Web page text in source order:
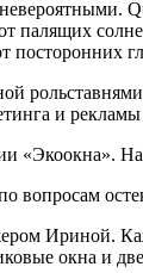
палящих
и
«Экоокна».
вопросам
Ириной.
окна и